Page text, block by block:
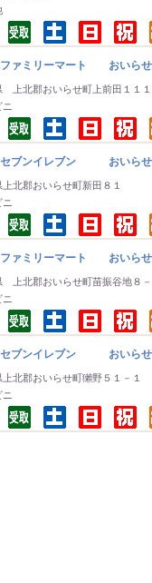
ァミリーマート おいらせ
上北郡おいらせ町上前田１１１
ニ
ブンイレブン おいらせ
北郡おいらせ町新田８１
ニ
ァミリーマート おいらせ
上北郡おいらせ町苗振谷地８－
ニ
ブンイレブン おいらせ
北郡おいらせ町獺野５１－１
ニ